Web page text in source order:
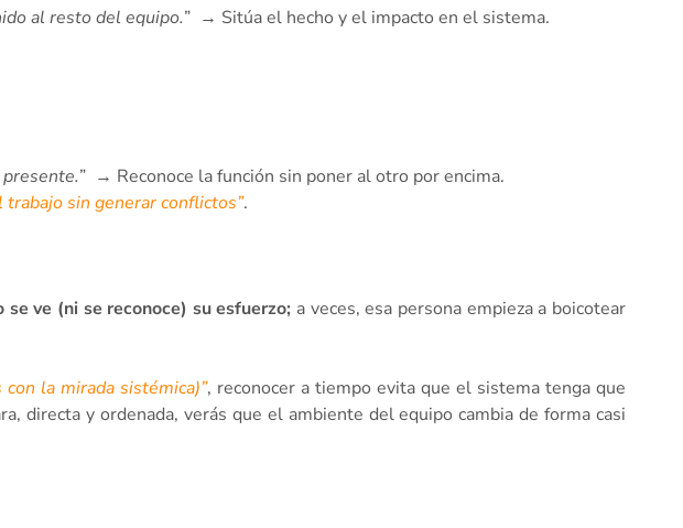
al resto del equipo.” → Sitúa el hecho y el impacto en el sistema.
” → Reconoce la función sin poner al otro por encima.
trabajo sin generar conflictos”.
ve (ni se reconoce) su esfuerzo; a veces, esa persona empieza a boicotear
la mirada sistémica)”, reconocer a tiempo evita que el sistema tenga que
directa y ordenada, verás que el ambiente del equipo cambia de forma casi